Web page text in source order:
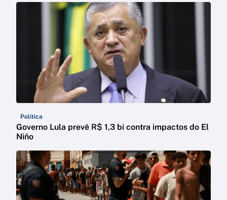
Política
Governo Lula prevê R$ 1,3 bi contra impactos do El
Niño